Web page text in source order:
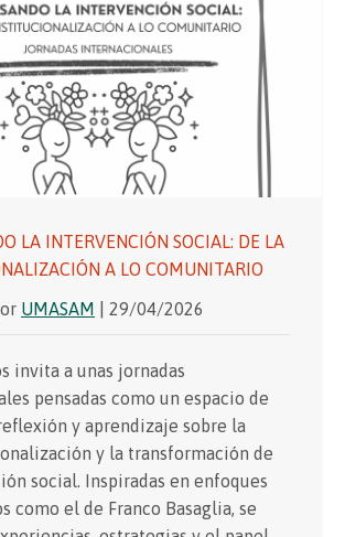
LA INTERVENCIÓN SOCIAL: DE LA
A LO COMUNITARIO
UMASAM | 29/04/2026
invita a unas jornadas
pensadas como un espacio de
y aprendizaje sobre la
y la transformación de
social. Inspiradas en enfoques
como el de Franco Basaglia, se